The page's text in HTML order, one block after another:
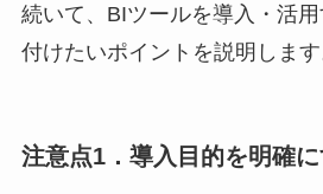
続いて、BIツールを導入・活
付けたいポイントを説明します
注意点1．導入目的を明確に